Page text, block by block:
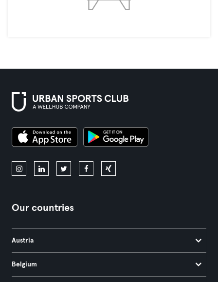
Our countries
Austria
Belgium